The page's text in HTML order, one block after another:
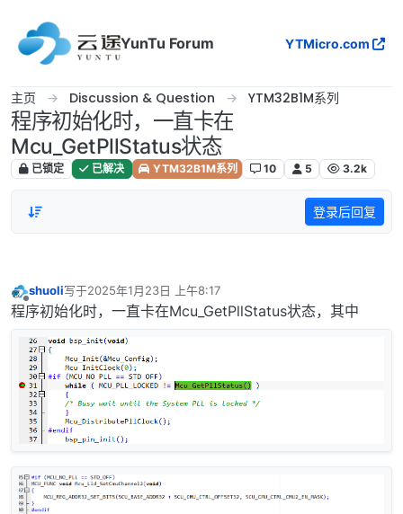
YunTu Forum
YTMicro.com
主页 Discussion & Question YTM32B1M系列
程序初始化时，一直卡在
Mcu_GetPllStatus状态
已锁定 已解决 YTM32B1M系列 10 5 3.2k
登录后回复
离线
shuoli写于2025年1月23日 上午8:17
最后由 编辑
程序初始化时，一直卡在Mcu_GetPllStatus状态，其中